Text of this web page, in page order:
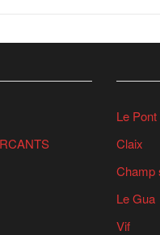
Le
Claix
Champ
Le Gua
Vif